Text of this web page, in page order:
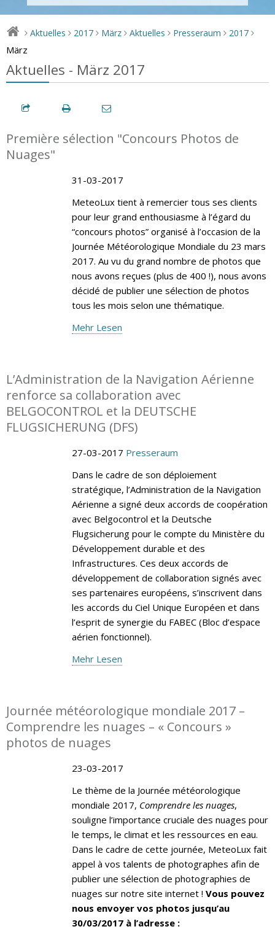
> Aktuelles > 2017 > März > Aktuelles > Presseraum > 2017 >
März
Aktuelles - März 2017
Première sélection "Concours Photos de
Nuages"
31-03-2017
MeteoLux tient à remercier tous ses clients
pour leur grand enthousiasme à l’égard du
“concours photos” organisé à l’occasion de la
Journée Météorologique Mondiale du 23 mars
2017. Au vu du grand nombre de photos que
nous avons reçues (plus de 400 !), nous avons
décidé de publier une sélection de photos
tous les mois selon une thématique.
Mehr Lesen
L’Administration de la Navigation Aérienne
renforce sa collaboration avec
BELGOCONTROL et la DEUTSCHE
FLUGSICHERUNG (DFS)
27-03-2017 Presseraum
Dans le cadre de son déploiement
stratégique, l’Administration de la Navigation
Aérienne a signé deux accords de coopération
avec Belgocontrol et la Deutsche
Flugsicherung pour le compte du Ministère du
Développement durable et des
Infrastructures. Ces deux accords de
développement de collaboration signés avec
ses partenaires européens, s’inscrivent dans
les accords du Ciel Unique Européen et dans
l’esprit de synergie du FABEC (Bloc d’espace
aérien fonctionnel).
Mehr Lesen
Journée météorologique mondiale 2017 –
Comprendre les nuages – « Concours »
photos de nuages
23-03-2017
Le thème de la Journée météorologique
mondiale 2017, Comprendre les nuages,
souligne l’importance cruciale des nuages pour
le temps, le climat et les ressources en eau.
Dans le cadre de cette journée, MeteoLux fait
appel à vos talents de photographes afin de
publier une sélection de photographies de
nuages sur notre site internet ! Vous pouvez
nous envoyer vos photos jusqu’au
30/03/2017 à l’adresse :